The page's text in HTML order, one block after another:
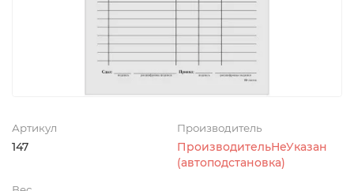
Артикул
147
Производитель
ПроизводительНеУказан
(автоподстановка)